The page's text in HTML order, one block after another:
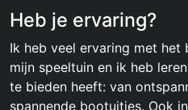
Heb je ervaring?
Ik heb veel ervaring met het
mijn speeltuin en ik heb
te bieden heeft: van
spannende bootuitjes. Ook